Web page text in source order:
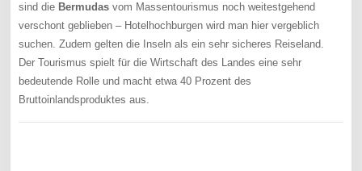
sind die Bermudas vom Massentourismus noch weitestgehend
verschont geblieben – Hotelhochburgen wird man hier vergeblich
suchen. Zudem gelten die Inseln als ein sehr sicheres Reiseland.
Der Tourismus spielt für die Wirtschaft des Landes eine sehr
bedeutende Rolle und macht etwa 40 Prozent des
Bruttoinlandsproduktes aus.